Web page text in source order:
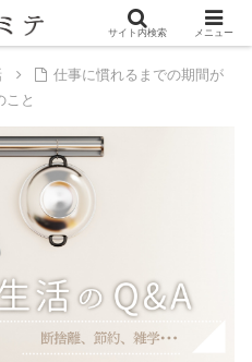
仕事に慣れるまでの期間が
こと
サイト内検索 メニュー